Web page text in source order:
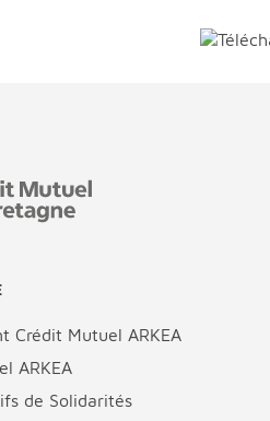
Crédit Mutuel ARKEA
ARKEA
de Solidarités